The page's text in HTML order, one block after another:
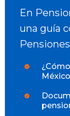
En
una guía